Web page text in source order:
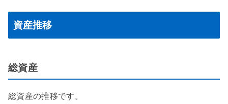
資産推移
総資産
総資産の推移です。